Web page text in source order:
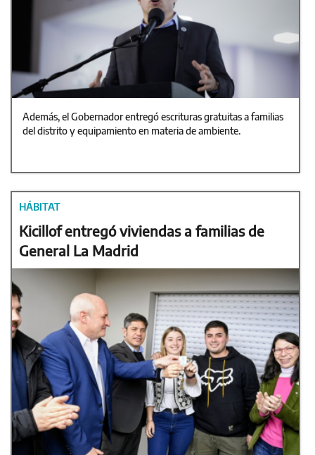
Además, el Gobernador entregó escrituras gratuitas a familias
del distrito y equipamiento en materia de ambiente.
HÁBITAT
Kicillof entregó viviendas a familias de
General La Madrid